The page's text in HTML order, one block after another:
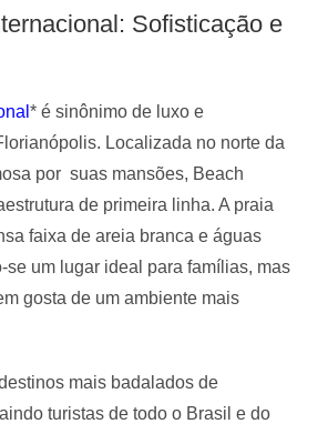
Sofisticação e
* é sinônimo de luxo e
Localizada no norte da
por suas mansões, Beach
de primeira linha. A praia
faixa de areia branca e águas
se um lugar ideal para famílias, mas
gosta de um ambiente mais
mais badalados de
turistas de todo o Brasil e do